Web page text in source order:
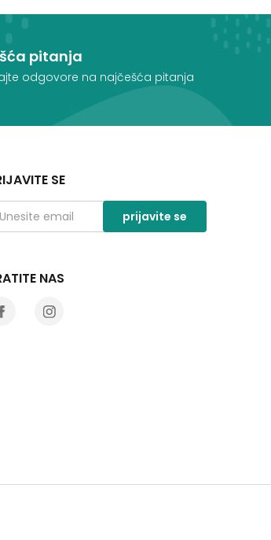
pitanja
odgovore na najčešća pitanja
SE
prijavite se
NAS